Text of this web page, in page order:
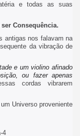
e todas as suas
Consequência.
antigas nos falavam na
da vibração de
e um violino afinado
ou fazer apenas
cordas vibrarem
Universo proveniente